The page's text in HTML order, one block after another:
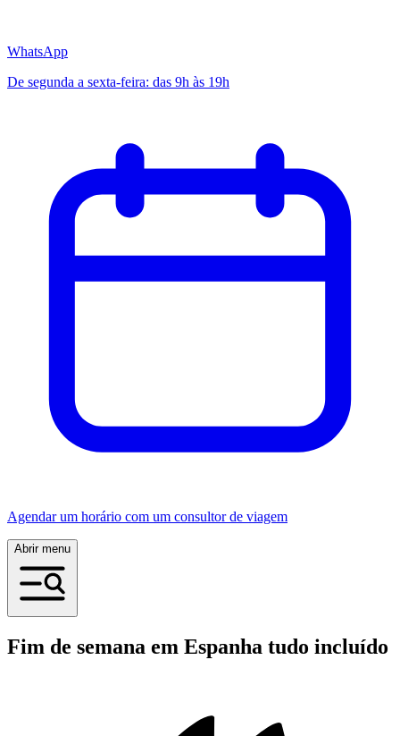
WhatsApp
De segunda a sexta-feira: das 9h às 19h
Agendar um horário com um consultor de viagem
Abrir menu
Fim de semana em Espanha tudo incluído